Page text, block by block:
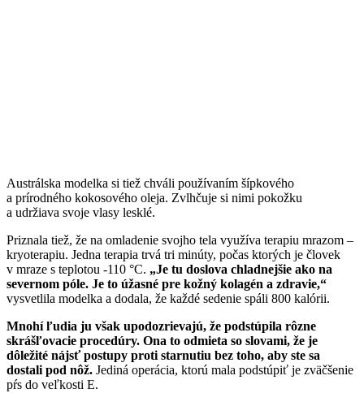
Austrálska modelka si tiež chváli používaním šípkového
a prírodného kokosového oleja. Zvlhčuje si nimi pokožku
a udržiava svoje vlasy lesklé.
Priznala tiež, že na omladenie svojho tela využíva terapiu mrazom –
kryoterapiu. Jedna terapia trvá tri minúty, počas ktorých je človek
v mraze s teplotou -110 °C. „Je tu doslova chladnejšie ako na
severnom póle. Je to úžasné pre kožný kolagén a zdravie,“
vysvetlila modelka a dodala, že každé sedenie spáli 800 kalórii.
Mnohí ľudia ju však upodozrievajú, že podstúpila rôzne
skrášľovacie procedúry. Ona to odmieta so slovami, že je
dôležité nájsť postupy proti starnutiu bez toho, aby ste sa
dostali pod nôž. Jediná operácia, ktorú mala podstúpiť je zväčšenie
pŕs do veľkosti E.